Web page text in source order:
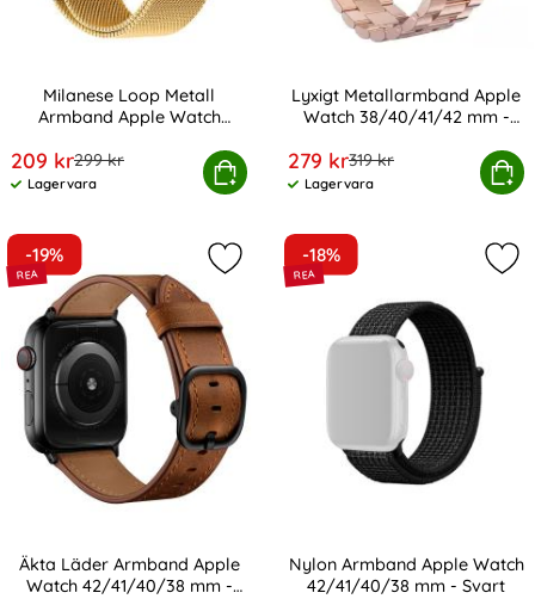
Milanese Loop Metall
Armband Apple Watch
rea pris
209 krtidigare pris
299 kr
Tillgänglighet:
Lagervara
Köp
Metall Armband Apple Watch 42/41/40/38 mm -
Lyxigt Metallarmband Apple
Watch 38/40/41/42 mm -
rea pris
279 krtidigare pris
319 kr
Tillgänglighet:
Lagervara
Köp
Lyxigt Metallarmband Apple
-19%
Äkta Läder Armband Apple
Watch 42/41/40/38 mm -
Markera Äkta Läder Armband
-18%
Nylon Armband Apple Watch
42/41/40/38 mm - Svart